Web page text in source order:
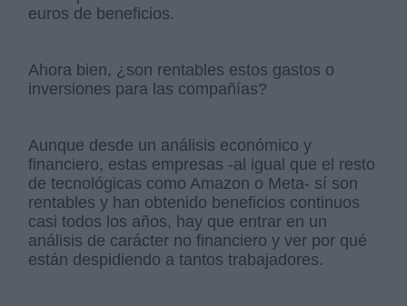
euros de beneficios.
Ahora bien, ¿son rentables estos gastos o
inversiones para las compañías?
Aunque desde un análisis económico y
financiero, estas empresas -al igual que el resto
de tecnológicas como Amazon o Meta- sí son
rentables y han obtenido beneficios continuos
casi todos los años, hay que entrar en un
análisis de carácter no financiero y ver por qué
están despidiendo a tantos trabajadores.